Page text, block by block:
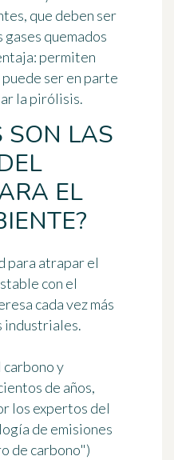
que deben ser
gases quemados
permiten
ser en parte
la pirólisis.
SON LAS
EL
para atrapar el
con el
cada vez más
industriales.
y
de años,
los expertos del
de emisiones
de carbono")